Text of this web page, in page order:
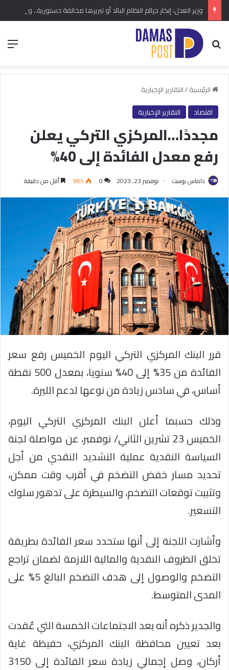
بحث عن
الرئيسية/التقارير الإخبارية
اقتصاد
التقارير الإخبارية
مجددًا…المركزي التركي يعلن
رفع معدل الفائدة إلى 40%
داماس بوست نوفمبر 23, 2023 0
985 أقل من دقيقة
قرر البنك المركزي التركي اليوم الخميس رفع سعر
الفائدة من 35% إلى 40% سنويا، بمعدل 500 نقطة
أساس، في سادس زيادة من نوعها لدعم الليرة.
وذلك حسبما أعلن البنك المركزي التركي اليوم،
الخميس 23 تشرين الثاني/ نوفمبر، عن مواصلة لجنة
السياسة النقدية عملية التشديد النقدي من أجل
تحديد مسار خفض التضخم في أقرب وقت ممكن،
وتثبيت توقعات التضخم، والسيطرة على تدهور سلوك
التسعير.
وأشارت اللجنة إلى أنها ستحدد سعر الفائدة بطريقة
تخلق الظروف النقدية والمالية اللازمة لضمان تراجع
التضخم والوصول إلى هدف التضخم البالغ 5% على
المدى المتوسط.
والجدير ذكره أنه بعد الاجتماعات الخمسة التي عُقدت
بعد تعيين محافظة البنك المركزي، حفيظة غاية
أركان، وصل إجمالي زيادة سعر الفائدة إلى 3150